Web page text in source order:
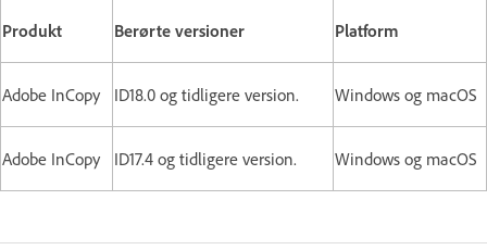
Produkt Berørte versioner Platform
Adobe InCopy ID18.0 og tidligere version. Windows og macOS
Adobe InCopy ID17.4 og tidligere version. Windows og macOS